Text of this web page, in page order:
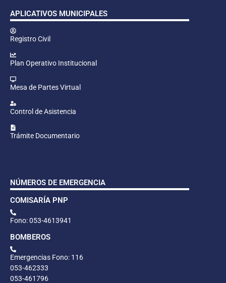
APLICATIVOS MUNICIPALES
Registro Civil
Plan Operativo Institucional
Mesa de Partes Virtual
Control de Asistencia
Trámite Documentario
NÚMEROS DE EMERGENCIA
COMISARÍA PNP
Fono: 053-4613941
BOMBEROS
Emergencias Fono: 116
053-462333
053-461796